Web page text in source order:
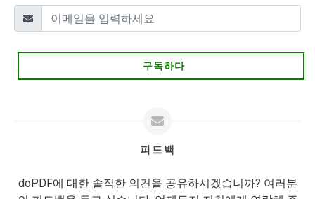
구독하다
피드백
doPDF에 대한 솔직한 의견을 공유하시겠습니까? 여러분